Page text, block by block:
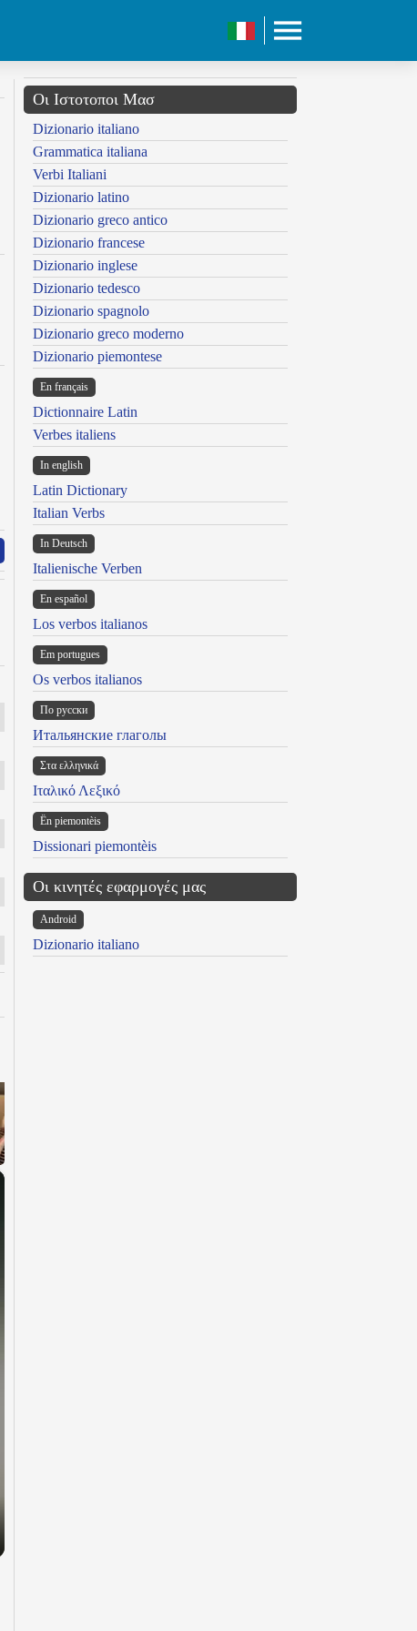
Οι Ιστοτοποι Μασ
Dizionario italiano
Grammatica italiana
Verbi Italiani
Dizionario latino
Dizionario greco antico
Dizionario francese
Dizionario inglese
Dizionario tedesco
Dizionario spagnolo
Dizionario greco moderno
Dizionario piemontese
En français
Dictionnaire Latin
Verbes italiens
In english
Latin Dictionary
Italian Verbs
In Deutsch
Italienische Verben
En español
Los verbos italianos
Em portugues
Os verbos italianos
По русски
Итальянские глаголы
Στα ελληνικά
Ιταλικό Λεξικό
Ën piemontèis
Dissionari piemontèis
Οι κινητές εφαρμογές μας
Android
Dizionario italiano